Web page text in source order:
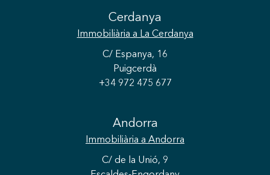
Cerdanya
Immobiliària a La Cerdanya
C/ Espanya, 16
Puigcerdà
+34 972 475 677
Andorra
Immobiliària a Andorra
C/ de la Unió, 9